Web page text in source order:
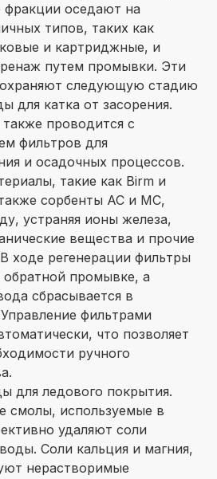
фракции оседают на
типов, таких как
и картриджные, и
путем промывки. Эти
следующую стадию
для катка от засорения.
проводится с
фильтров для
и осадочных процессов.
такие как Birm и
сорбенты АС и МС,
устраняя ионы железа,
вещества и прочие
В ходе регенерации фильтры
обратной промывке, а
сбрасывается в
фильтрами
что позволяет
ручного
для ледового покрытия.
смолы, используемые в
удаляют соли
Соли кальция и магния,
нерастворимые